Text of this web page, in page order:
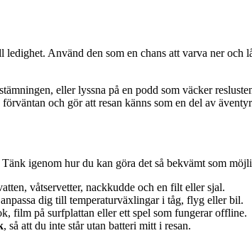
Använd den som en chans att varva ner
eller lyssna på en podd som väcker
och gör att resan känns som en del av
igenom hur du kan göra det så bekvämt som
våtservetter, nackkudde och en filt eller sjal.
dig till temperaturväxlingar i tåg, flyg eller bil.
film på surfplattan eller ett spel som fungerar offline.
, så att du inte står utan batteri mitt i resan.